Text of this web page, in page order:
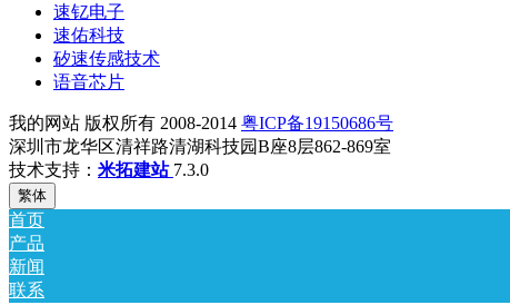
速钇电子
速佑科技
矽速传感技术
语音芯片
我的网站 版权所有 2008-2014 粤ICP备19150686号
深圳市龙华区清祥路清湖科技园B座8层862-869室
技术支持： 米拓建站 7.3.0
繁体
首页
产品
新闻
联系